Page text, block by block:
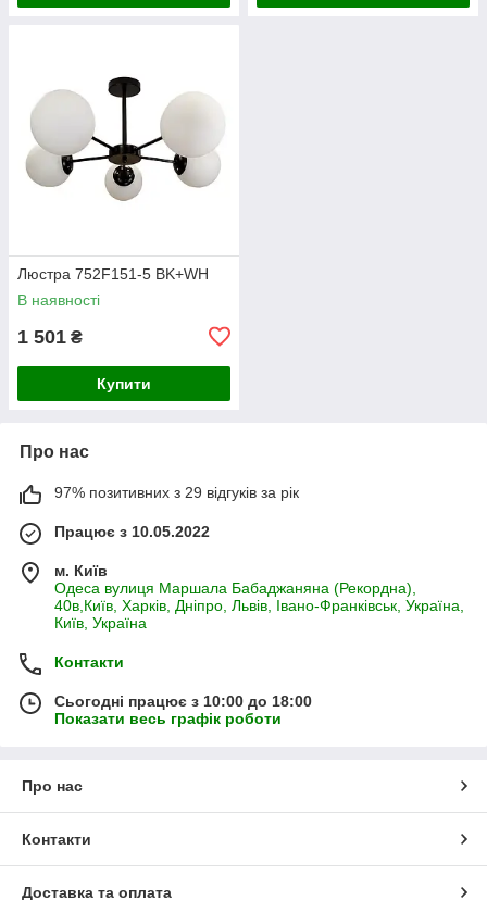
Люстра 752F151-5 BK+WH
В наявності
1 501 ₴
Купити
Про нас
97% позитивних з 29 відгуків за рік
Працює з 10.05.2022
м. Київ
Одеса вулиця Маршала Бабаджаняна (Рекордна),
40в,Київ, Харків, Дніпро, Львів, Івано-Франківськ, Україна,
Київ, Україна
Контакти
Сьогодні працює з 10:00 до 18:00
Показати весь графік роботи
Про нас
Контакти
Доставка та оплата